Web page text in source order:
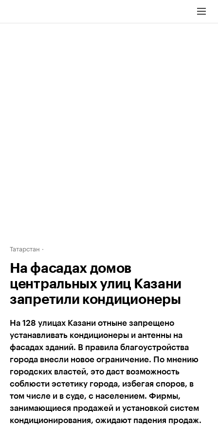
Татарстан
На фасадах домов
центральных улиц Казани
запретили кондиционеры
На 128 улицах Казани отныне запрещено
устанавливать кондиционеры и антенны на
фасадах зданий. В правила благоустройства
города внесли новое ограничение. По мнению
городских властей, это даст возможность
соблюсти эстетику города, избегая споров, в
том числе и в суде, с населением. Фирмы,
занимающиеся продажей и установкой систем
кондиционирования, ожидают падения продаж.